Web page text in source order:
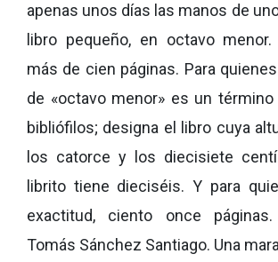
apenas unos días las manos de
libro pequeño, en octavo
más de cien páginas. Para
de «octavo menor» es un
bibliófilos; designa el libro cuya
los catorce y los diecisiete
librito tiene dieciséis. Y para
exactitud, ciento once
Tomás Sánchez Santiago. Una